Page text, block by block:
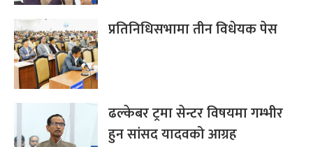
प्रतिनिधिसभामा तीन विधेयक पेस
ढल्केबर ट्रमा सेन्टर विषयमा गम्भीर
हुन सांसद यादवको आग्रह